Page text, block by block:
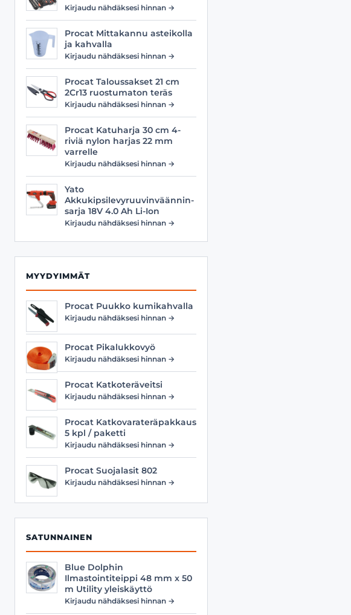
Vyöt
Kirjaudu nähdäksesi hinnan →
Procat Mittakannu asteikolla
ja kahvalla
Kirjaudu nähdäksesi hinnan →
Procat Taloussakset 21 cm
2Cr13 ruostumaton teräs
Kirjaudu nähdäksesi hinnan →
Procat Katuharja 30 cm 4-
riviä nylon harjas 22 mm
varrelle
Kirjaudu nähdäksesi hinnan →
Yato
Akkukipsilevyruuvinväännin-
sarja 18V 4.0 Ah Li-Ion
Kirjaudu nähdäksesi hinnan →
MYYDYIMMÄT
Procat Puukko kumikahvalla
Kirjaudu nähdäksesi hinnan →
Procat Pikalukkovyö
Kirjaudu nähdäksesi hinnan →
Procat Katkoteräveitsi
Kirjaudu nähdäksesi hinnan →
Procat Katkovarateräpakkaus
5 kpl / paketti
Kirjaudu nähdäksesi hinnan →
Procat Suojalasit 802
Kirjaudu nähdäksesi hinnan →
SATUNNAINEN
Blue Dolphin
Ilmastointiteippi 48 mm x 50
m Utility yleiskäyttö
Kirjaudu nähdäksesi hinnan →